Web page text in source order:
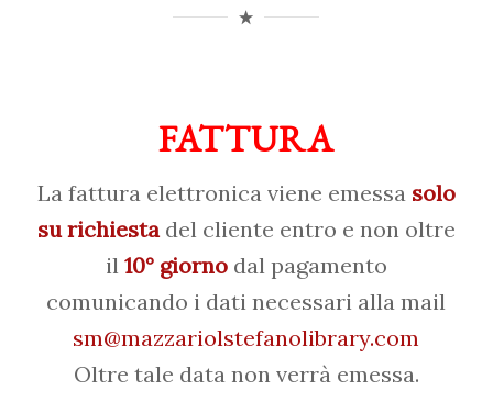
FATTURA
La fattura elettronica viene emessasolo
su richiestadel cliente entro e non oltre
il 10° giornodal pagamento
comunicando i dati necessari alla mail
sm@mazzariolstefanolibrary.com
Oltre tale data non verrà emessa.